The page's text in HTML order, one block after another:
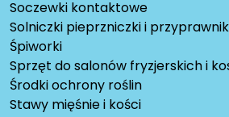
Soczewki kontaktowe
Solniczki pieprzniczki i
Śpiworki
Sprzęt do salonów fryzjerskich i
Środki ochrony roślin
Stawy mięśnie i kości